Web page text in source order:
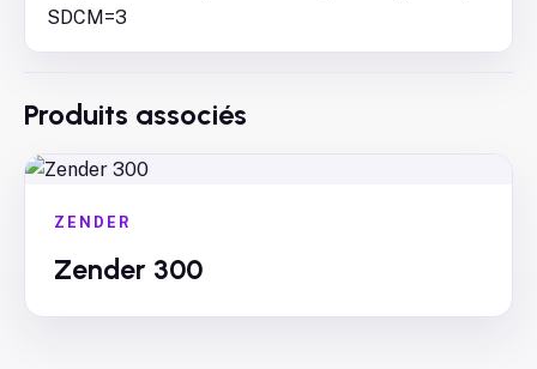
SDCM=3
Produits associés
ZENDER
Zender 300